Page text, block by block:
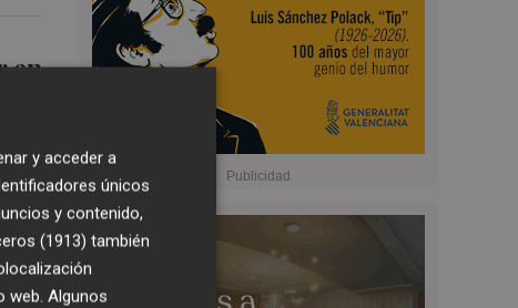
en
y acceder a
únicos
y contenido,
(1913) también
web. Algunos